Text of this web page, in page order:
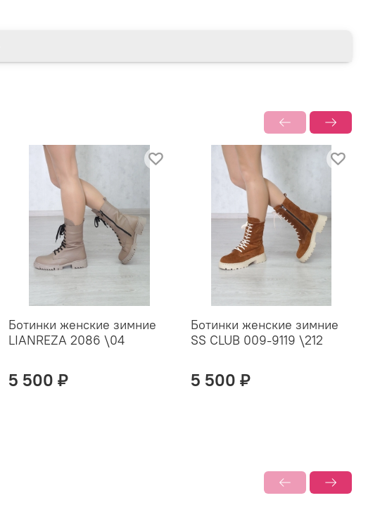
Ботинки женские зимние
LIANREZA 2086 \04
5 500 ₽
Ботинки женские зимние
SS CLUB 009-9119 \212
5 500 ₽